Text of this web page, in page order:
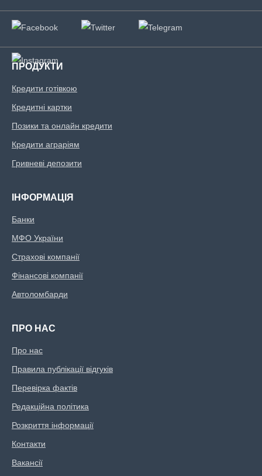
ПРОДУКТИ
Кредити готівкою
Кредитні картки
Позики та онлайн кредити
Кредити аграріям
Гривневі депозити
ІНФОРМАЦІЯ
Банки
МФО України
Страхові компанії
Фінансові компанії
Автоломбарди
ПРО НАС
Про нас
Правила публікації відгуків
Перевірка фактів
Редакційна політика
Розкриття інформації
Контакти
Вакансії